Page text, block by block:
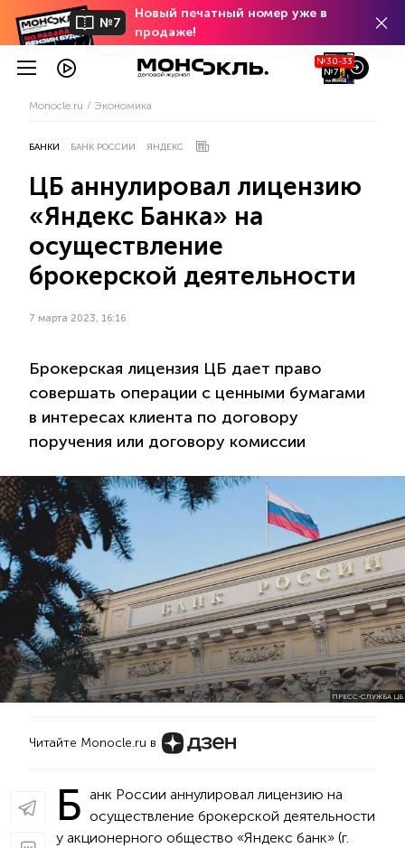
№7
Новый печатный номер уже в
продаже!
№30-33
№7
Monocle.ru Экономика
БАНКИ БАНК РОССИИ ЯНДЕКС
ЦБ аннулировал лицензию
«Яндекс Банка» на
осуществление
брокерской деятельности
7 марта 2023, 16:16
Брокерская лицензия ЦБ дает право
совершать операции с ценными бумагами
в интересах клиента по договору
поручения или договору комиссии
ПРЕСС-СЛУЖБА ЦБ
Читайте Monocle.ru в
Б анк России аннулировал лицензию на
осуществление брокерской деятельности
у акционерного общество «Яндекс банк» (г.